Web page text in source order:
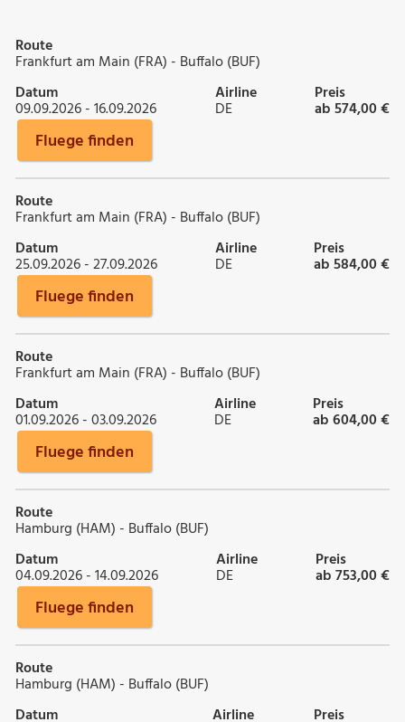
Route
Frankfurt am Main (FRA) - Buffalo (BUF)
Datum
09.09.2026 - 16.09.2026
Airline
DE
Preis
ab 574,00 €
Fluege finden
Route
Frankfurt am Main (FRA) - Buffalo (BUF)
Datum
25.09.2026 - 27.09.2026
Airline
DE
Preis
ab 584,00 €
Fluege finden
Route
Frankfurt am Main (FRA) - Buffalo (BUF)
Datum
01.09.2026 - 03.09.2026
Airline
DE
Preis
ab 604,00 €
Fluege finden
Route
Hamburg (HAM) - Buffalo (BUF)
Datum
04.09.2026 - 14.09.2026
Airline
DE
Preis
ab 753,00 €
Fluege finden
Route
Hamburg (HAM) - Buffalo (BUF)
Datum
Airline Preis